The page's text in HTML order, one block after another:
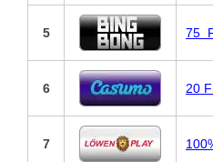
5 75
6 20
7